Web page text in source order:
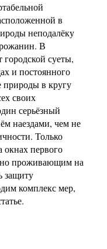
в
неподалёку
В
суеты,
и постоянного
природы в кругу
своих
серьёзный
наездами, чем не
Только
окнах первого
проживающим на
защиту
комплекс мер,